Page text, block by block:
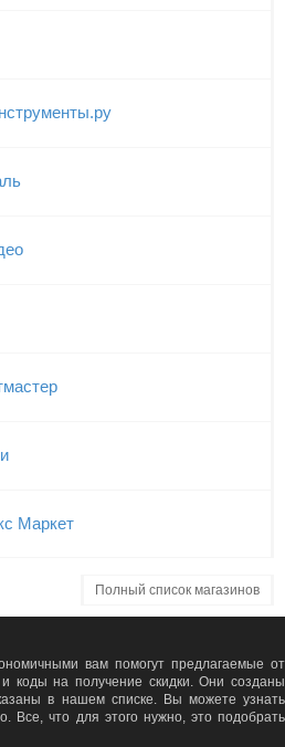
Маркет
Полный список магазинов
вам помогут предлагаемые от
коды на получение скидки. Они созданы
в нашем списке. Вы можете узнать
Все, что для этого нужно, это подобрать